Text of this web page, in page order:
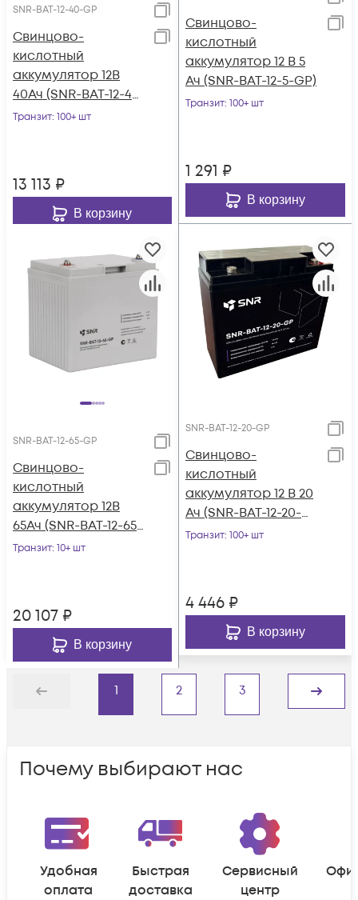
SNR-BAT-12-40-GP
Свинцово-
кислотный
аккумулятор 12В
40Ач (SNR-BAT-12-40-
GP)
Транзит: 100+ шт
13 113 ₽
В корзину
Свинцово-
кислотный
аккумулятор 12 В 5
Ач (SNR-BAT-12-5-GP)
Транзит: 100+ шт
1 291 ₽
В корзину
SNR-BAT-12-65-GP
Свинцово-
кислотный
аккумулятор 12В
65Ач (SNR-BAT-12-65-
GP)
Транзит: 10+ шт
20 107 ₽
В корзину
SNR-BAT-12-20-GP
Свинцово-
кислотный
аккумулятор 12 В 20
Ач (SNR-BAT-12-20-
GP)
Транзит: 100+ шт
4 446 ₽
В корзину
Назад
1 2 3
Дальше
Почему выбирают нас
Удобная
оплата
Быстрая
доставка
Сервисный
центр